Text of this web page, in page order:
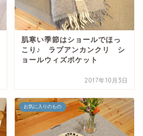
肌寒い季節はショールでほっ
こり♪ ラプアンカンクリ シ
ョールウィズポケット
2017年10月3日
お気に入りのもの